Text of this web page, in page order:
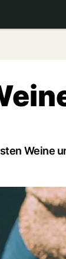
Weine